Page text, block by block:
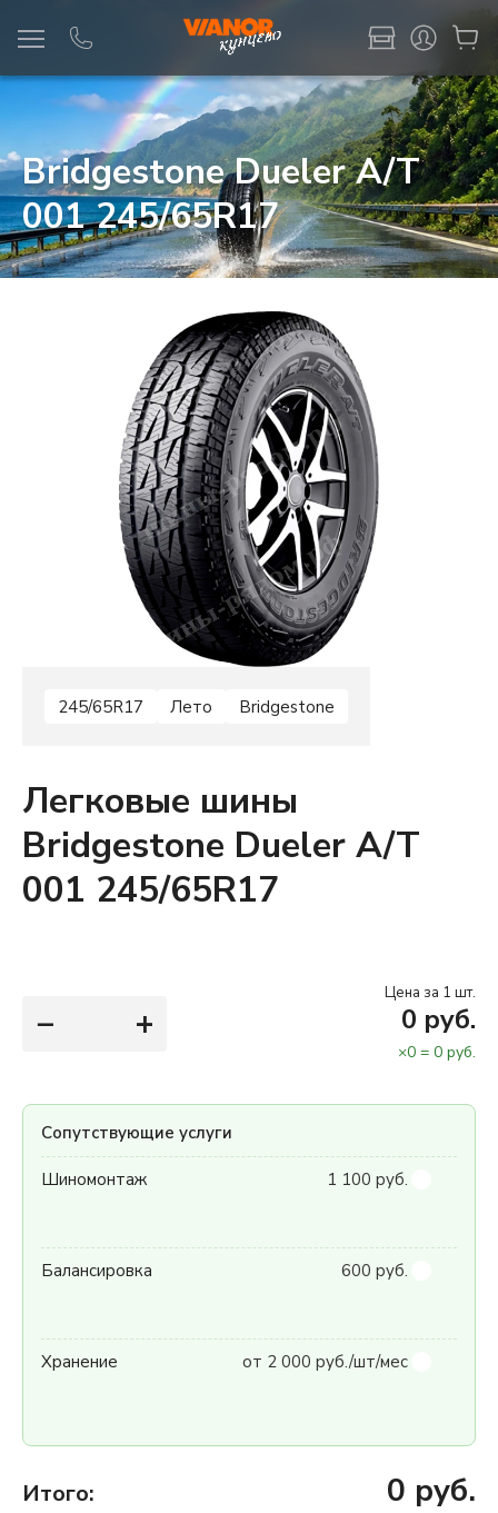
Bridgestone Dueler A/T
001 245/65R17
245/65R17 Лето Bridgestone
Легковые шины
Bridgestone Dueler A/T
001 245/65R17
− +
Цена за 1 шт.
0 руб.
×0 = 0 руб.
Сопутствующие услуги
Шиномонтаж 1 100 руб.
Балансировка 600 руб.
Хранение от 2 000 руб./шт/мес
Итого: 0 руб.
Информация Фото товара